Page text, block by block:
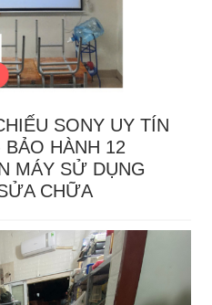
SONY UY TÍN
HÀNH 12
MÁY SỬ DỤNG
CHỮA